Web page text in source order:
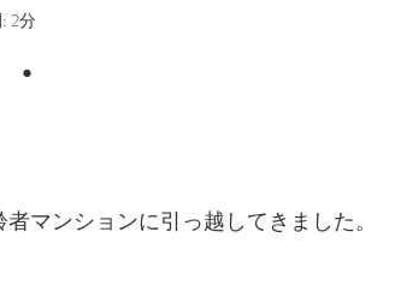
法
2分
マンションに引っ越してきました。